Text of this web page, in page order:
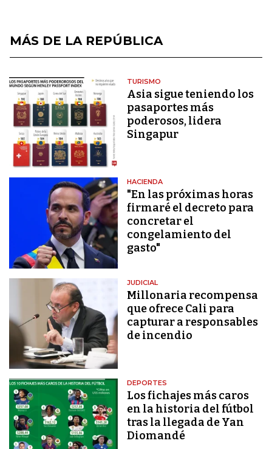
MÁS DE LA REPÚBLICA
TURISMO
Asia sigue teniendo los
pasaportes más
poderosos, lidera
Singapur
HACIENDA
"En las próximas horas
firmaré el decreto para
concretar el
congelamiento del
gasto"
JUDICIAL
Millonaria recompensa
que ofrece Cali para
capturar a responsables
de incendio
DEPORTES
Los fichajes más caros
en la historia del fútbol
tras la llegada de Yan
Diomandé